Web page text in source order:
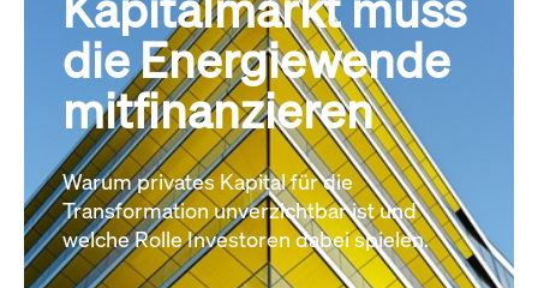
die Energiewende
mitfinanzieren
Warum privates Kapital für die
Transformation unverzichtbar ist und
welche Rolle Investoren dabei spielen.